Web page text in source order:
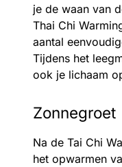
je de waan van
Thai Chi
aantal
Tijdens het
ook je lichaam
Zonnegroet
Na de Tai Chi
het opwarmen